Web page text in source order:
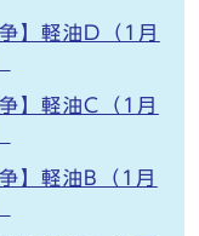
】軽油D（1月
】軽油C（1月
】軽油B（1月